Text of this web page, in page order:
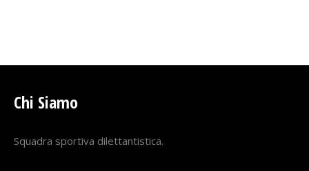
Chi Siamo
Squadra sportiva dilettantistica.